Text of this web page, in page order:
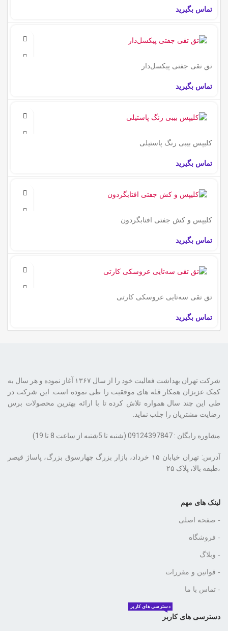
تماس بگیرید
تق تقی جفتی پیکسل‌دار
تماس بگیرید
کلیپس بیبی رنگ پاستیلی
تماس بگیرید
کلیپس و کش جفتی ‌افتابگردون
تماس بگیرید
تق تقی سه‌تایی عروسکی کارتی
تماس بگیرید
شرکت تهران بهداشت فعالیت خود را از سال ۱۳۶۷ آغاز نموده و هر سال به
کمک عزیزان همکار قله های موفقیت را طی نموده است. این شرکت در
طی این چند سال همواره تلاش کرده تا با ارائه بهترین محصولات برس
رضایت مشتریان را جلب نماید.
مشاوره رایگان : 09124397847 (شنبه تا 5شنبه از ساعت 8 تا 19)
،طبقه بالا، پلاک ۲۵
لینک های مهم
- صفحه اصلی
- فروشگاه
- وبلاگ
- قوانین و مقررات
- تماس با ما
دسترسی های کاربر
دسترسی های کاربر